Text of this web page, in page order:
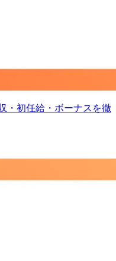
・初任給・ボーナスを徹